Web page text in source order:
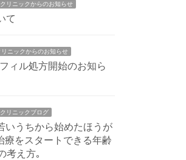
クリニックからのお知らせ
て
リニックからのお知らせ
ィル処方開始のお知ら
クリニックブログ
いうちから始めたほうが
療をスタートできる年齢
考え方｡